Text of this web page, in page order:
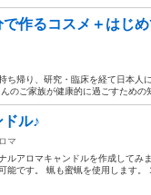
で作るコスメ＋はじ
ち帰り、研究・臨床を経て日本人
のご家族が健康的に過ごすための
ル♪
マ
ルアロマキャンドルを作成してみ
能です。 蝋も蜜蝋を使用します。